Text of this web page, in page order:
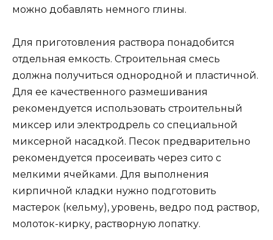
можно добавлять немного глины.
Для приготовления раствора понадобится
отдельная емкость. Строительная смесь
должна получиться однородной и пластичной.
Для ее качественного размешивания
рекомендуется использовать строительный
миксер или электродрель со специальной
миксерной насадкой. Песок предварительно
рекомендуется просеивать через сито с
мелкими ячейками. Для выполнения
кирпичной кладки нужно подготовить
мастерок (кельму), уровень, ведро под раствор,
молоток-кирку, растворную лопатку.